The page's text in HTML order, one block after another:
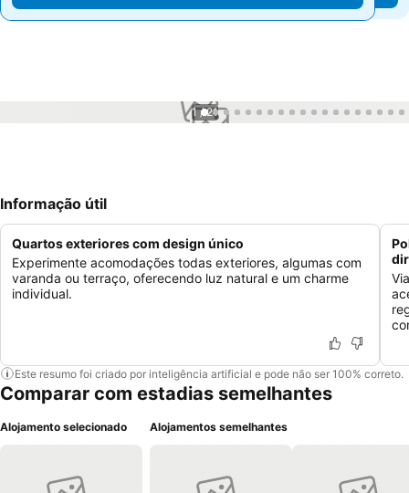
1 / 21
Informação útil
Quartos exteriores com design único
Experimente acomodações todas exteriores, algumas com
varanda ou terraço, oferecendo luz natural e um charme
individual.
Este resumo foi criado por inteligência artificial e pode não ser 100% correto.
Comparar com estadias semelhantes
Alojamento selecionado Alojamentos semelhantes